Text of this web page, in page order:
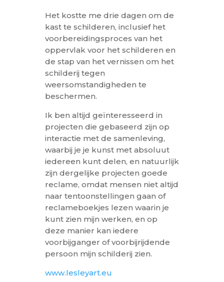
Het kostte me drie dagen om de
kast te schilderen, inclusief het
voorbereidingsproces van het
oppervlak voor het schilderen en
de stap van het vernissen om het
schilderij tegen
weersomstandigheden te
beschermen.
Ik ben altijd geïnteresseerd in
projecten die gebaseerd zijn op
interactie met de samenleving,
waarbij je je kunst met absoluut
iedereen kunt delen, en natuurlijk
zijn dergelijke projecten goede
reclame, omdat mensen niet altijd
naar tentoonstellingen gaan of
reclameboekjes lezen waarin je
kunt zien mijn werken, en op
deze manier kan iedere
voorbijganger of voorbijrijdende
persoon mijn schilderij zien.
www.lesleyart.eu